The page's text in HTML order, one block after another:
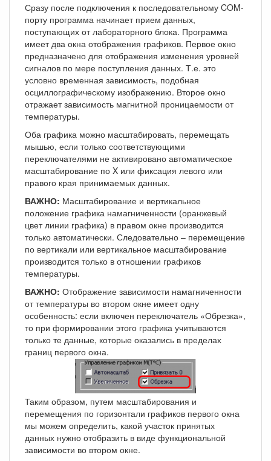
Сразу после подключения к последовательному COM-
порту программа начинает прием данных,
поступающих от лабораторного блока. Программа
имеет два окна отображения графиков. Первое окно
предназначено для отображения изменения уровней
сигналов по мере поступления данных. Т.е. это
условно временная зависимость, подобная
осциллографическому изображению. Второе окно
отражает зависимость магнитной проницаемости от
температуры.
Оба графика можно масштабировать, перемещать
мышью, если только соответствующими
переключателями не активировано автоматическое
масштабирование по X или фиксация левого или
правого края принимаемых данных.
ВАЖНО: Масштабирование и вертикальное
положение графика намагниченности (оранжевый
цвет линии графика) в правом окне производится
только автоматически. Следовательно – перемещение
по вертикали или вертикальное масштабирование
производится только в отношении графиков
температуры.
ВАЖНО: Отображение зависимости намагниченности
от температуры во втором окне имеет одну
особенность: если включен переключатель «Обрезка»,
то при формировании этого графика учитываются
только те данные, которые оказались в пределах
границ первого окна.
Таким образом, путем масштабирования и
перемещения по горизонтали графиков первого окна
мы можем определить, какой участок принятых
данных нужно отобразить в виде функциональной
зависимости во втором окне.